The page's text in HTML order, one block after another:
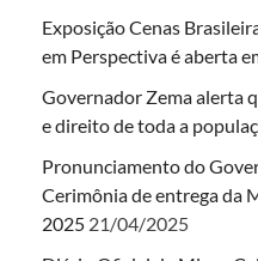
Exposição Cenas
em Perspectiva é aberta
Governador Zema alerta
e direito de toda a
Pronunciamento do
Cerimônia de entrega da
2025 21/04/2025